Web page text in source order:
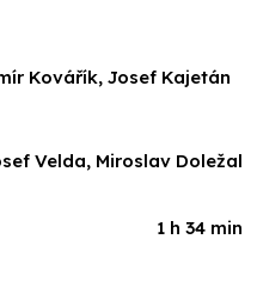
Kovářík, Josef Kajetán
Velda, Miroslav Doležal
1 h 34 min